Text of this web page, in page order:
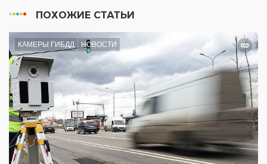
ПОХОЖИЕ СТАТЬИ
КАМЕРЫ ГИБДД НОВОСТИ